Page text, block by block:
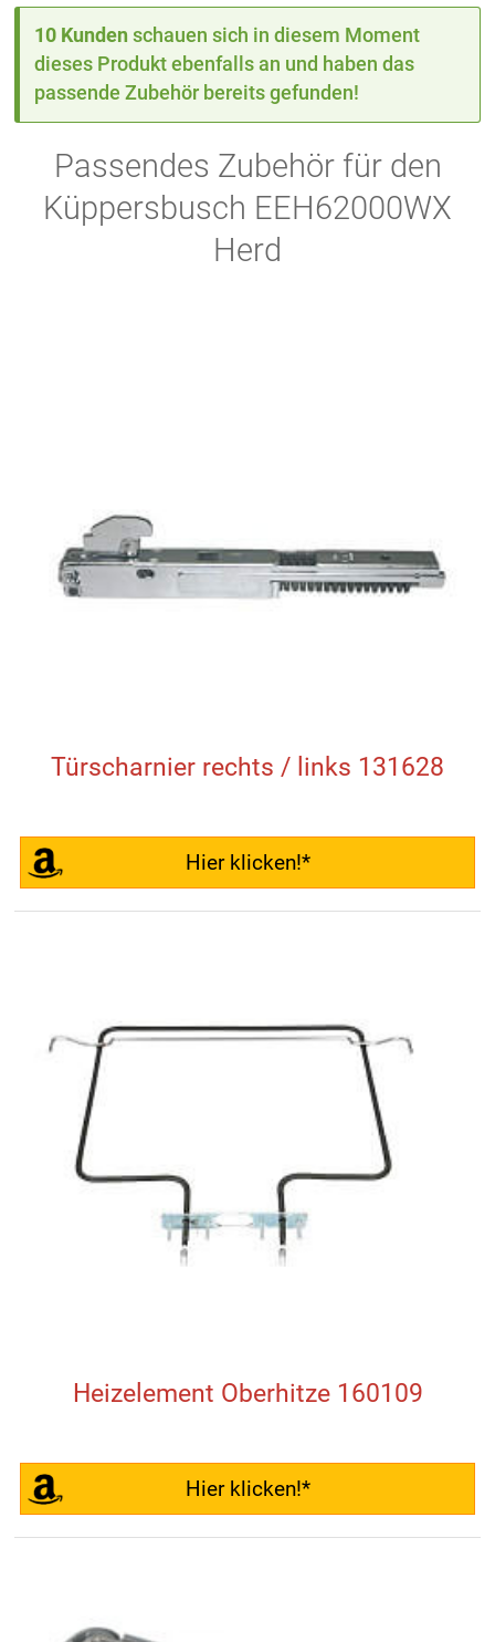
10 Kunden schauen sich in diesem Moment
dieses Produkt ebenfalls an und haben das
passende Zubehör bereits gefunden!
Passendes Zubehör für den
Küppersbusch EEH62000WX
Herd
Türscharnier rechts / links 131628
Hier klicken!*
Heizelement Oberhitze 160109
Hier klicken!*